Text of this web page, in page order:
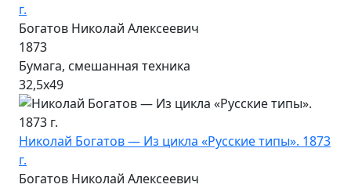
г.
Богатов Николай Алексеевич
1873
Бумага, смешанная техника
32,5х49
Николай Богатов — Из цикла «Русские типы». 1873
г.
Богатов Николай Алексеевич